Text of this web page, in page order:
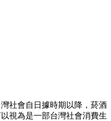
社會自日據時期以降，菸酒
視為是一部台灣社會消費生